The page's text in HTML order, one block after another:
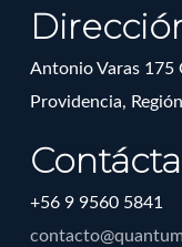
Antonio Varas 175
Providencia,
+56 9 9560 5841